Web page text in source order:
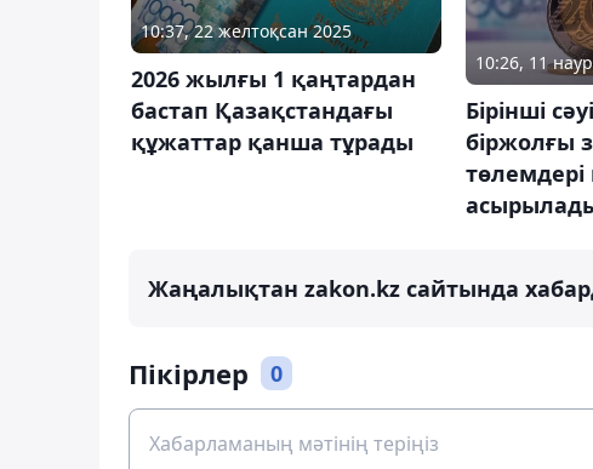
10:37, 22 желтоқсан 2025
2026 жылғы 1 қаңтардан
бастап Қазақстандағы
құжаттар қанша тұрады
10:26, 11
Бірінші
біржолғы
Жаңалықтан zakon.kz сайтында
Пікірлер 0